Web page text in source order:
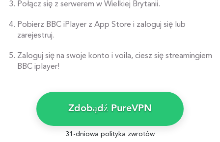
Połącz się z serwerem w Wielkiej Brytanii.
Pobierz BBC iPlayer z App Store i zaloguj się lub
zarejestruj.
Zaloguj się na swoje konto i voila, ciesz się streamingiem
BBC iplayer!
Zdobądź PureVPN
31-dniowa polityka zwrotów